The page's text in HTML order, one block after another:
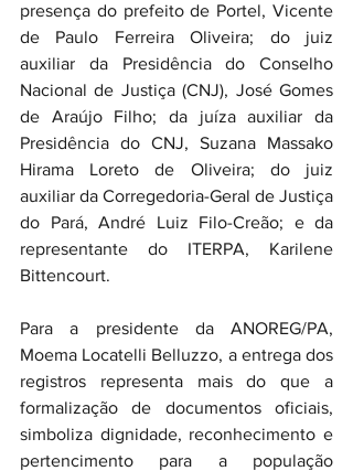
presença do prefeito de Portel, Vicente
de Paulo Ferreira Oliveira; do juiz
auxiliar da Presidência do Conselho
Nacional de Justiça (CNJ), José Gomes
de Araújo Filho; da juíza auxiliar da
Presidência do CNJ, Suzana Massako
Hirama Loreto de Oliveira; do juiz
auxiliar da Corregedoria-Geral de Justiça
do Pará, André Luiz Filo-Creão; e da
representante do ITERPA, Karilene
Bittencourt.
Para a presidente da ANOREG/PA,
Moema Locatelli Belluzzo, a entrega dos
registros representa mais do que a
formalização de documentos oficiais,
simboliza dignidade, reconhecimento e
pertencimento para a população